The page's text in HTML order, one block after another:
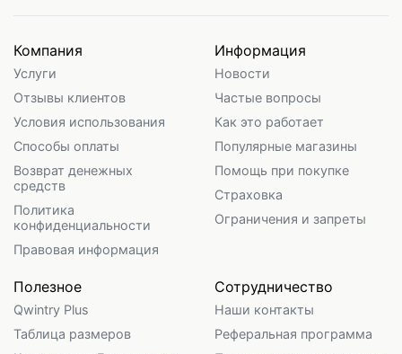
Компания
Услуги
Отзывы клиентов
Условия использования
Способы оплаты
Возврат денежных
средств
Политика
конфиденциальности
Правовая информация
Информация
Новости
Частые вопросы
Как это работает
Популярные магазины
Помощь при покупке
Страховка
Ограничения и запреты
Полезное
Qwintry Plus
Таблица размеров
Сотрудничество
Наши контакты
Реферальная программа